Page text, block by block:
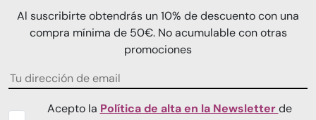
Al suscribirte obtendrás un 10% de descuento con una
compra mínima de 50€. No acumulable con otras
promociones
Acepto la Política de alta en la Newsletterde